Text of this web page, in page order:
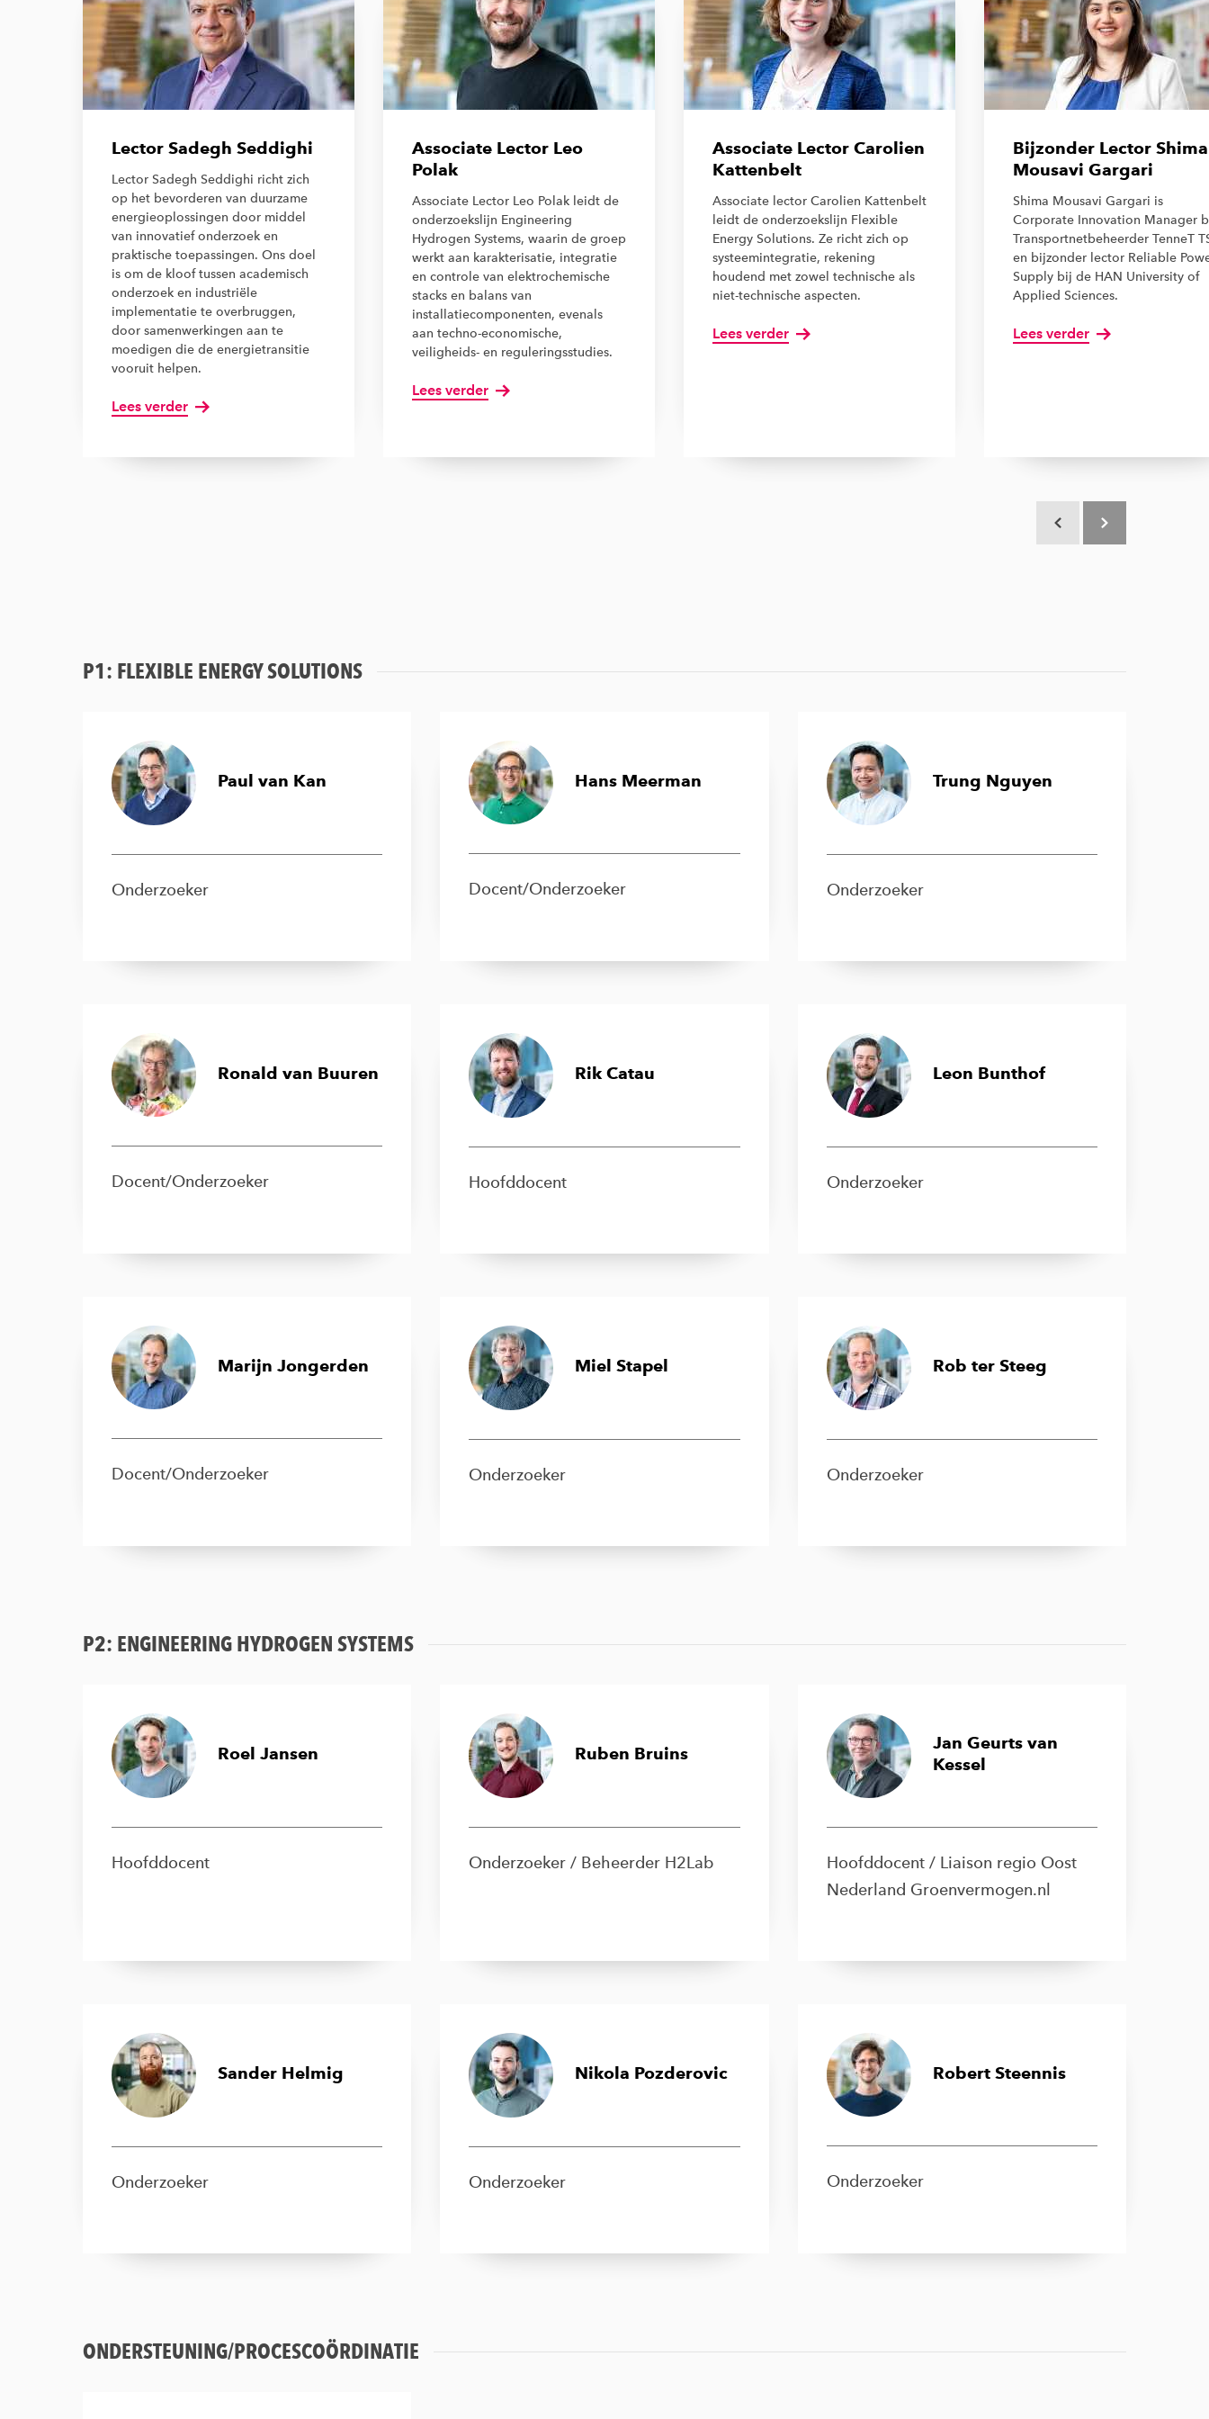
Lector Sadegh Seddighi
Lector Sadegh Seddighi richt zich
op het bevorderen van duurzame
energieoplossingen door middel
van innovatief onderzoek en
praktische toepassingen. Ons doel
is om de kloof tussen academisch
onderzoek en industriële
implementatie te overbruggen,
door samenwerkingen aan te
moedigen die de energietransitie
vooruit helpen.
Lees verder
Associate Lector Leo
Polak
Associate Lector Leo Polak leidt de
onderzoekslijn Engineering
Hydrogen Systems, waarin de groep
werkt aan karakterisatie, integratie
en controle van elektrochemische
stacks en balans van
installatiecomponenten, evenals
aan techno-economische,
veiligheids- en reguleringsstudies.
Lees verder
Associate Lector Carolien
Kattenbelt
Associate lector Carolien Kattenbelt
leidt de onderzoekslijn Flexible
Energy Solutions. Ze richt zich op
systeemintegratie, rekening
houdend met zowel technische als
niet-technische aspecten.
Lees verder
Bijzonder Lector Shima
Mousavi Gargari
Shima Mousavi Gargari is
Corporate Innovation Manager
Transportnetbeheerder TenneT
en bijzonder lector Reliable
Supply bij de HAN University of
Applied Sciences.
Lees verder
P1: FLEXIBLE ENERGY SOLUTIONS
Paul van Kan
Onderzoeker
Hans Meerman
Docent/Onderzoeker
Trung Nguyen
Onderzoeker
Ronald van Buuren
Docent/Onderzoeker
Rik Catau
Hoofddocent
Leon Bunthof
Onderzoeker
Marijn Jongerden
Docent/Onderzoeker
Miel Stapel
Onderzoeker
Rob ter Steeg
Onderzoeker
P2: ENGINEERING HYDROGEN SYSTEMS
Roel Jansen
Hoofddocent
Ruben Bruins
Onderzoeker / Beheerder H2Lab
Jan Geurts van
Kessel
Hoofddocent / Liaison regio Oost
Nederland Groenvermogen.nl
Sander Helmig
Onderzoeker
Nikola Pozderovic
Onderzoeker
Robert Steennis
Onderzoeker
ONDERSTEUNING/PROCESCOÖRDINATIE